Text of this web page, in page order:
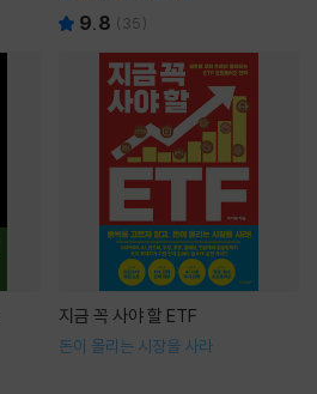
9.8 ( 35)
지금 꼭 사야 할 ETF
돈이 몰리는 시장을 사라